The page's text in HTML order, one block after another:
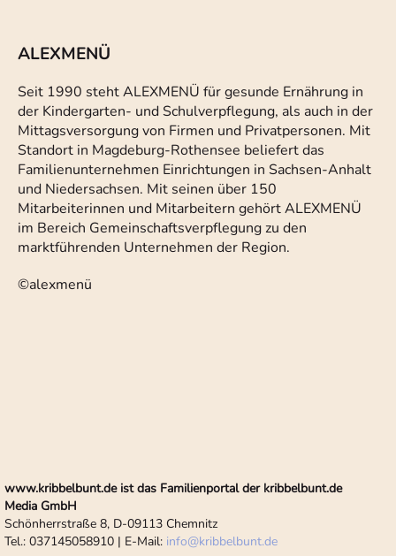
ALEXMENÜ
Seit 1990 steht ALEXMENÜ für gesunde Ernährung in
der Kindergarten- und Schulverpflegung, als auch in der
Mittagsversorgung von Firmen und Privatpersonen. Mit
Standort in Magdeburg-Rothensee beliefert das
Familienunternehmen Einrichtungen in Sachsen-Anhalt
und Niedersachsen. Mit seinen über 150
Mitarbeiterinnen und Mitarbeitern gehört ALEXMENÜ
im Bereich Gemeinschaftsverpflegung zu den
marktführenden Unternehmen der Region.
©alexmenü
www.kribbelbunt.de ist das Familienportal der kribbelbunt.de
Media GmbH
Schönherrstraße 8, D-09113 Chemnitz
Tel.: 037145058910 | E-Mail: info@kribbelbunt.de